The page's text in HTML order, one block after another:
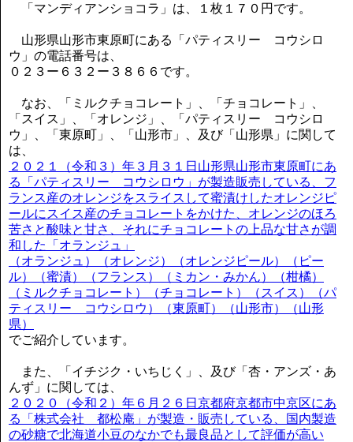
「マンディアンショコラ」は、１枚１７０円です。
山形県山形市東原町にある「パティスリー コウシロ
ウ」の電話番号は、
０２３ー６３２ー３８６６です。
なお、「ミルクチョコレート」、「チョコレート」、
「スイス」、「オレンジ」、「パティスリー コウシロ
ウ」、「東原町」、「山形市」、及び「山形県」に関して
は、
２０２１（令和３）年３月３１日山形県山形市東原町にあ
る「パティスリー コウシロウ」が製造販売している、フ
ランス産のオレンジをスライスして蜜漬けしたオレンジピ
ールにスイス産のチョコレートをかけた、オレンジのほろ
苦さと酸味と甘さ、それにチョコレートの上品な甘さが調
和した「オランジュ」
（オランジュ）（オレンジ）（オレンジピール）（ピー
ル）（蜜漬）（フランス）（ミカン・みかん）（柑橘）
（ミルクチョコレート）（チョコレート）（スイス）（パ
ティスリー コウシロウ）（東原町）（山形市）（山形
県）
でご紹介しています。
また、「イチジク・いちじく」、及び「杏・アンズ・あ
んず」に関しては、
２０２０（令和２）年６月２６日京都府京都市中京区にあ
る「株式会社 都松庵」が製造・販売している、国内製造
の砂糖で北海道小豆のなかでも最良品として評価が高い